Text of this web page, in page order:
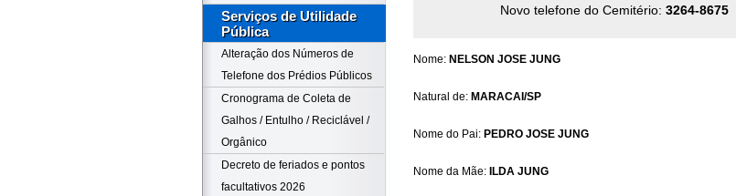
Serviços de Utilidade
Pública
Alteração dos Números de
Telefone dos Prédios Públicos
Cronograma de Coleta de
Galhos / Entulho / Reciclável /
Orgânico
Decreto de feriados e pontos
facultativos 2026
Novo telefone do Cemitério: 3264-8675
Nome: NELSON JOSE JUNG
Natural de: MARACAI/SP
Nome do Pai: PEDRO JOSE JUNG
Nome da Mãe: ILDA JUNG